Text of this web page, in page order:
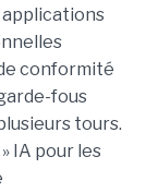
conformité
fous
tours.
IA pour les